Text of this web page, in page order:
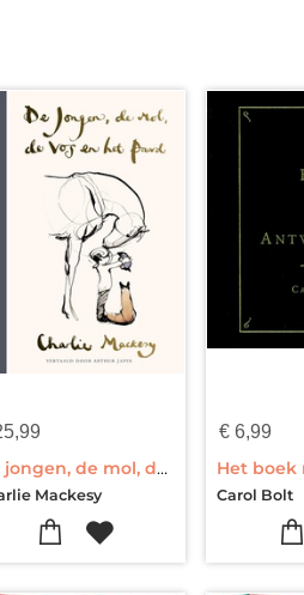
De jongen, de mol, de vos en het paard
Mackesy
€6,99
Carol Bolt